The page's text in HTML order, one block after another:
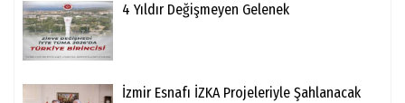
4 Yıldır Değişmeyen Gelenek
İzmir Esnafı İZKA Projeleriyle Şahlanacak